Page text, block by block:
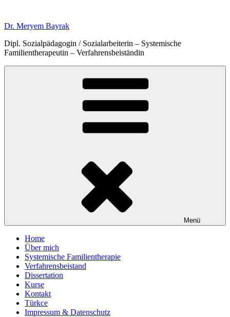
springen
Dr. Meryem Bayrak
Dipl. Sozialpädagogin / Sozialarbeiterin – Systemische
Familientherapeutin – Verfahrensbeiständin
Menü
Home
Über mich
Systemische Familientherapie
Verfahrensbeistand
Dissertation
Kurse
Kontakt
Türkce
Impressum & Datenschutz